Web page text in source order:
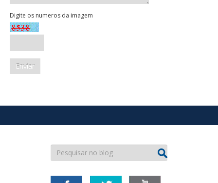
Digite os numeros da imagem